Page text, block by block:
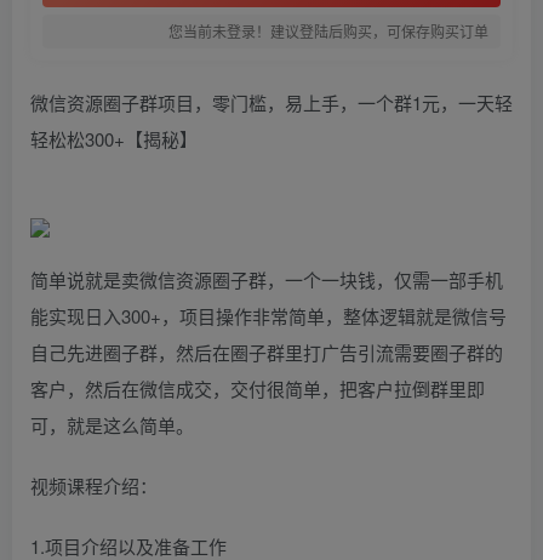
您当前未登录！建议登陆后购买，可保存购买订单
微信资源圈子群项目，零门槛，易上手，一个群1元，一天轻
轻松松300+【揭秘】
简单说就是卖微信资源圈子群，一个一块钱，仅需一部手机
能实现日入300+，项目操作非常简单，整体逻辑就是微信号
自己先进圈子群，然后在圈子群里打广告引流需要圈子群的
客户，然后在微信成交，交付很简单，把客户拉倒群里即
可，就是这么简单。
视频课程介绍：
1.项目介绍以及准备工作